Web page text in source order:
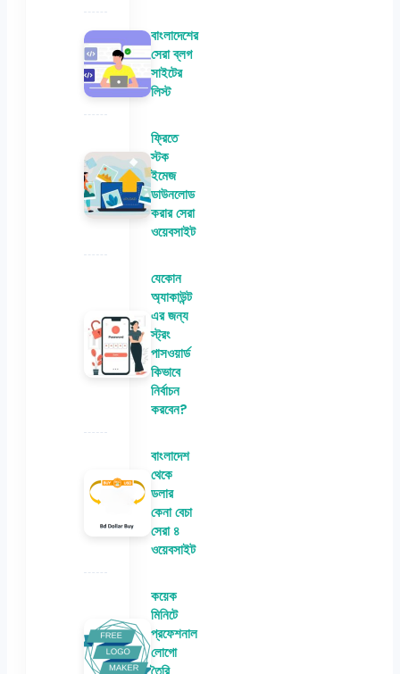
বাংলাদেশের
সেরা ব্লগ
সাইটের
লিস্ট
ফ্রিতে
স্টক
ইমেজ
ডাউনলোড
করার সেরা
ওয়েবসাইট
যেকোন
অ্যাকাউন্ট
এর জন্য
স্ট্রং
পাসওয়ার্ড
কিভাবে
নির্বাচন
করবেন?
বাংলাদেশ
থেকে
ডলার
কেনা বেচা
সেরা ৪
ওয়েবসাইট
কয়েক
মিনিটে
প্রফেশনাল
লোগো